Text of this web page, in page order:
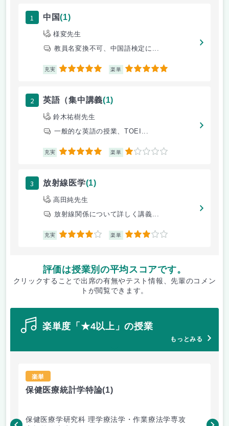
1 中国(1)
様変先生
教員名変換不可、中国語検定に...
充実 5 楽単 5
2 英語（集中講義(1)
鈴木祐樹先生
一般的な英語の授業、TOEI...
充実 5 楽単 1
3 放射線医学(1)
高田純先生
放射線関係について詳しく講義...
充実 4 楽単 3
評価は授業別の平均スコアです。
クリックすることで出席の有無やテスト情報、先輩のコメン
トが閲覧できます。
楽単度「★4以上」の授業
もっとみる
楽単
保健医療統計学特論(1)
保健医療学研究科 理学療法学・作業療法学専攻